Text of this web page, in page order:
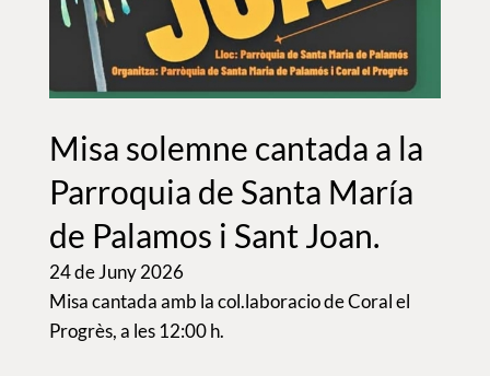
Misa solemne cantada a la
Parroquia de Santa María
de Palamos i Sant Joan.
24 de Juny 2026
Misa cantada amb la col.laboracio de Coral el
Progrès, a les 12:00 h.